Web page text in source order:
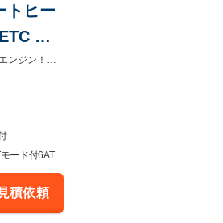
トヒー
電
ドステ
支払総額には、法定点検費・診断機テスト費・保証費用等が含まれております。走行２万キロ台！Ｖ６ ３，５Ｌエンジン！サンルーフ！ブラックレザー！ＯＰストラーダナビ！全カメラ！
ード付6AT
積依頼